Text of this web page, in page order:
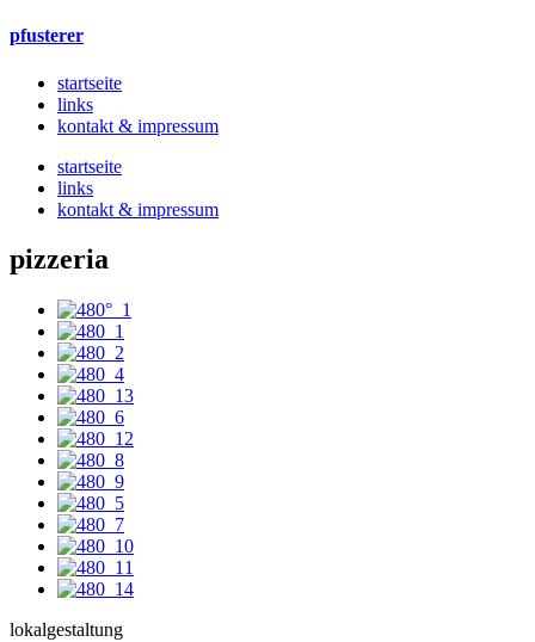
pfusterer
startseite
links
kontakt & impressum
startseite
links
kontakt & impressum
pizzeria
lokalgestaltung